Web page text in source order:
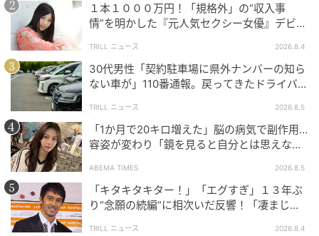
ウーマンエキサイト
さとこの立場に立ち、夫に「家事の負担」について話
してくれた同僚。
この同僚は、なぜこんなにも理解があるのか…。
(はむら芥)
１本１０００万円！「規格外」の“収入事
情”を明かした『元人気セクシー女優』デビュ
TRILL ニュース 2026.8.4
30代男性「契約駐車場に県外ナンバーの知ら
ない車が」110番通報。戻ってきたドライバー
TRILL ニュース 2026.8.5
「1か月で20キロ増えた」脳の病気で副作用…
容姿が変わり「鏡を見ると自分とは思えなか
ABEMA TIMES 2026.8.5
「キタキタキター！」「エグすぎ」１３年ぶ
り“念願の続編”に相次いだ反響！「凄まじく
TRILL ニュース 2026.8.4